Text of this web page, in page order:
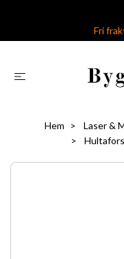
Fri
Hem Laser &